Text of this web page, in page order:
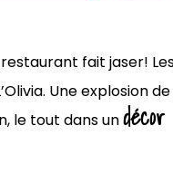
fait jaser!
Une explosion
le tout dans un